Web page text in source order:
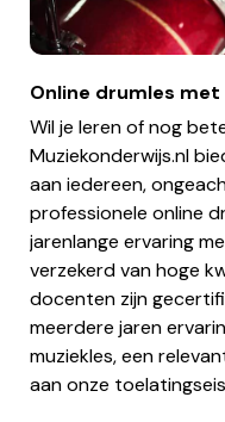
Online drumles
Wil je leren of nog
Muziekonderwijs.nl
aan iedereen,
professionele online
jarenlange ervaring
verzekerd van hoge
docenten zijn
meerdere jaren
muziekles, een
aan onze